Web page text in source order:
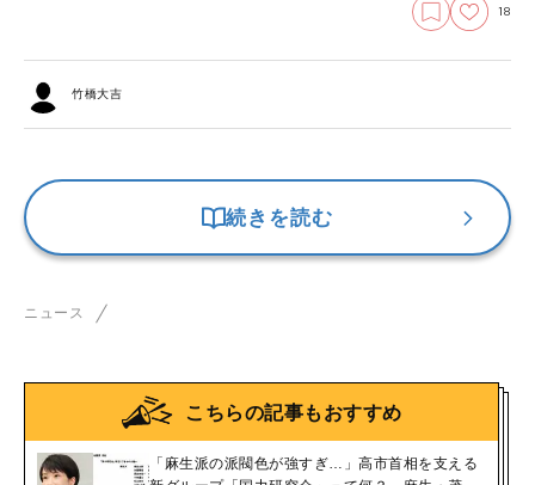
18
竹橋大吉
続きを読む
ニュース
こちらの記事もおすすめ
「麻生派の派閥色が強すぎ…」高市首相を支える